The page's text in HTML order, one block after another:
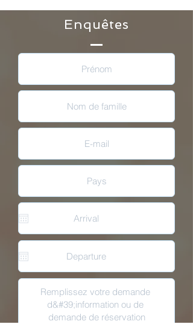
Enquêtes